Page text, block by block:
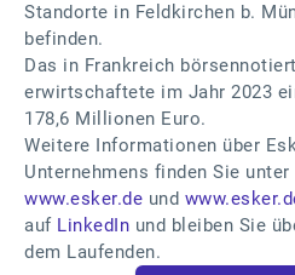
Standorte in Feldkirchen b.
befinden.
Das in Frankreich
erwirtschaftete im Jahr 2023
178,6 Millionen Euro.
Weitere Informationen über
Unternehmens finden Sie unter
www.esker.de und
auf LinkedIn und bleiben Sie
dem Laufenden.